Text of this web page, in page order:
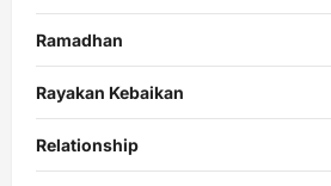
Ramadhan
Rayakan Kebaikan
Relationship